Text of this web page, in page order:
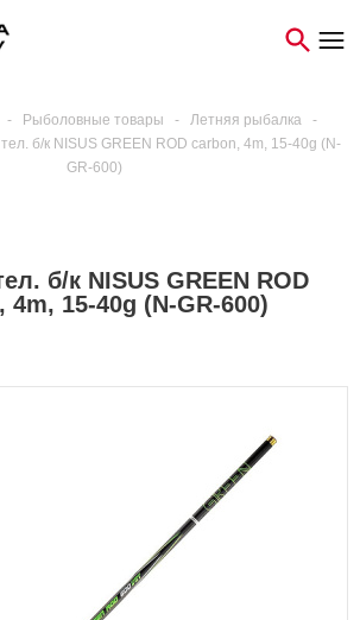
- Рыболовные товары - Летняя рыбалка
-
б/к NISUS GREEN ROD carbon, 4m, 15-40g (N-
GR-600)
б/к NISUS GREEN ROD
4m, 15-40g (N-GR-600)